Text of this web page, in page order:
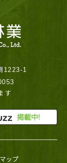
1223-1
す
ップ